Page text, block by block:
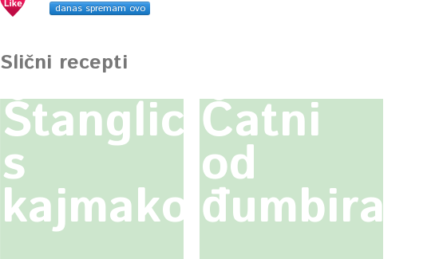
danas spremam ovo
Slični recepti
Štanglice
s
kajmakom
Čatni
od
đumbira